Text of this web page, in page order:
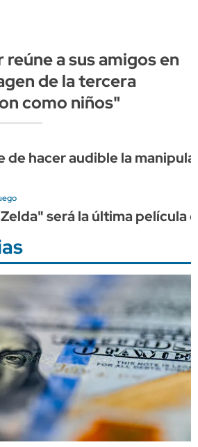
a sus amigos en
de la tercera
como niños"
de hacer audible la
será la última película